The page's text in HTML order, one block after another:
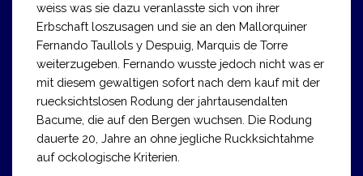
weiss was sie dazu veranlasste sich von ihrer
Erbschaft loszusagen und sie an den Mallorquiner
Fernando Taullols y Despuig, Marquis de Torre
weiterzugeben. Fernando wusste jedoch nicht was er
mit diesem gewaltigen sofort nach dem kauf mit der
ruecksichtslosen Rodung der jahrtausendalten
Bacume, die auf den Bergen wuchsen. Die Rodung
dauerte 20, Jahre an ohne jegliche Ruckksichtahme
auf ockologische Kriterien.